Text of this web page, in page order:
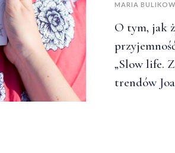
MARIA
O tym, jak
„Slow life.
trendów